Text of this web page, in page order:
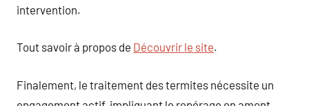
intervention.
Tout savoir à propos de Découvrir le site.
Finalement, le traitement des termites nécessite un